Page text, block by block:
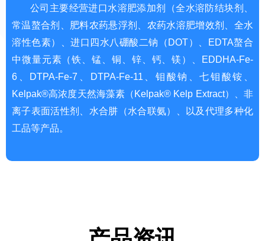
公司主要经营进口水溶肥添加剂（全水溶防结块剂、
常温螯合剂、肥料农药悬浮剂、农药水溶肥增效剂、全水
溶性色素）、进口四水八硼酸二钠（DOT）、EDTA螯合
中微量元素（铁、锰、铜、锌、钙、镁）、EDDHA-Fe-
6、DTPA-Fe-7、DTPA-Fe-11、钼酸钠、七钼酸铵、
Kelpak®高浓度天然海藻素（Kelpak® Kelp Extract）、非
离子表面活性剂、水合肼（水合联氨）、以及代理多种化
工品等产品。